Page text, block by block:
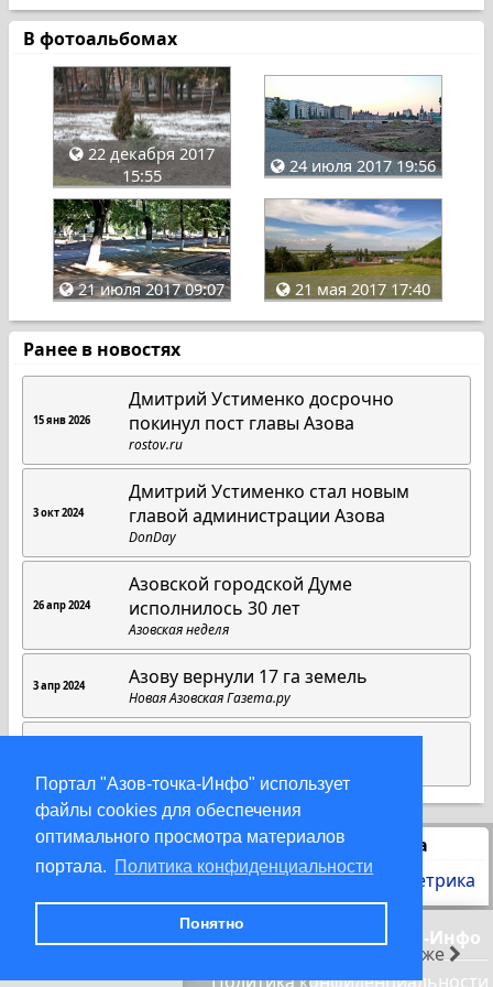
Портал "Азов-точка-Инфо" использует
файлы cookies для обеспечения
оптимального просмотра материалов
портала. Политика конфиденциальности
Понятно
позже
В фотоальбомах
22 декабря 2017
15:55
24 июля 2017 19:56
21 июля 2017 09:07 21 мая 2017 17:40
Ранее в новостях
15 янв 2026
Дмитрий Устименко досрочно
покинул пост главы Азова
rostov.ru
3 окт 2024
Дмитрий Устименко стал новым
главой администрации Азова
DonDay
26 апр 2024
Азовской городской Думе
исполнилось 30 лет
Азовская неделя
3 апр 2024 Азову вернули 17 га земель
Новая Азовская Газета.ру
Выпуск новостей от 30.01.2024
Статистика
© 2000-2026 Азов-точка-Инфо
Политика конфиденциальности